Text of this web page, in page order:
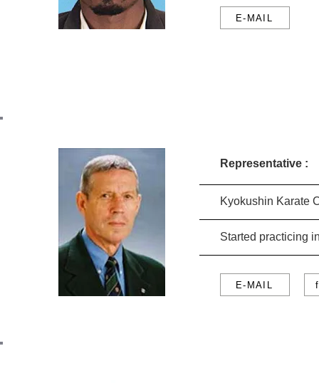
E-MAIL
Representative :
Kyokushin Karate
Started practicing
E-MAIL